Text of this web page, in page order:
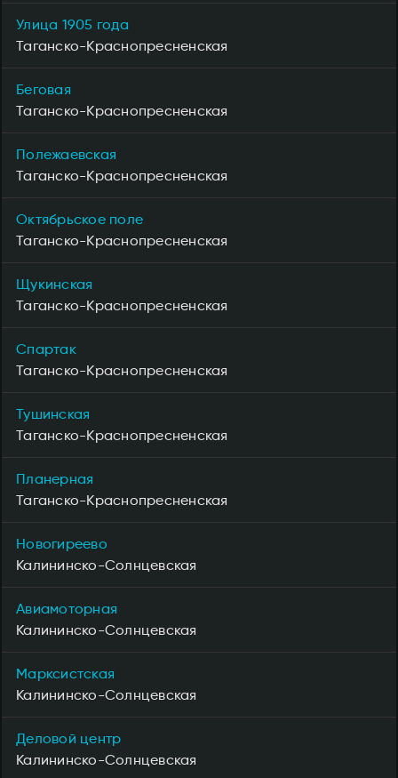
Улица 1905 года
Таганско-Краснопресненская
Беговая
Таганско-Краснопресненская
Полежаевская
Таганско-Краснопресненская
Октябрьское поле
Таганско-Краснопресненская
Щукинская
Таганско-Краснопресненская
Спартак
Таганско-Краснопресненская
Тушинская
Таганско-Краснопресненская
Планерная
Таганско-Краснопресненская
Новогиреево
Калининско-Солнцевская
Авиамоторная
Калининско-Солнцевская
Марксистская
Калининско-Солнцевская
Деловой центр
Калининско-Солнцевская